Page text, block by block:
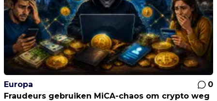
Europa
0
Fraudeurs gebruiken MiCA-chaos om crypto weg